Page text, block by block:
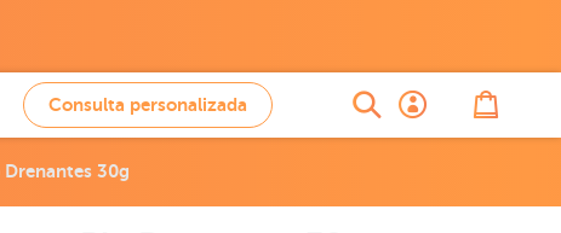
Consulta personalizada
30g